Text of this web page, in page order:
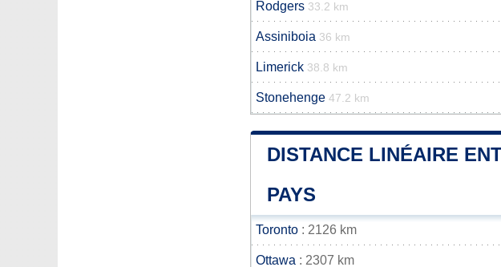
Rodgers 33.2 km
Assiniboia 36 km
Limerick 38.8 km
Stonehenge 47.2 km
DISTANCE LINÉAIRE
PAYS
Toronto : 2126 km
Ottawa : 2307 km